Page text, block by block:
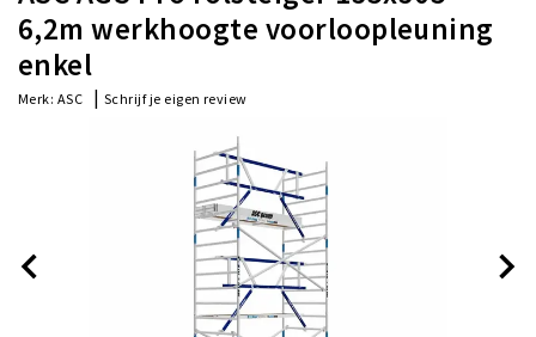
6,2m werkhoogte voorloopleuning
enkel
Merk: ASC | Schrijf je eigen review